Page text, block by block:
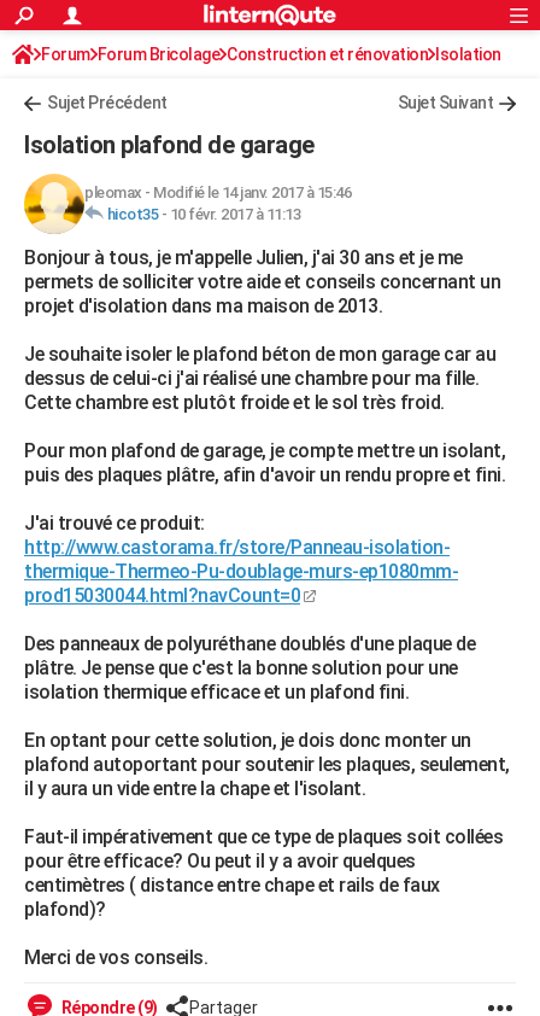
ACTUALITÉS
Politique
Société
Faits Divers
Education
Monde
Villes
+
FINANCE
Retraite
Impôts
Epargne
Immobilier
Risques naturels par ville
Banque
Assurance
Crédit
AUTO
Essais
Réserver un essai
Citadines
Berlines
SUV
Forum auto
+HIGH-TECH
Mobiles
Meilleur smartphone
Internet
Ordinateurs
Jeux vidéo
Guide high-tech
+
Forum
Aménagement intérieur
Extérieur
Cuisine
Salle de bains
Jardinage
Rangement
WEEK-END
Art de vivre
Bien-être
Loisirs
Mode
Modes de vie
SANTE
Alimentation
Guide de la santé
Maladies
Médicaments
Sommeil
VOYAGE
Destinations
City break
Voyage nature
Voyage de noces
Forum
Climat
+PHOTO
BONS PLANS
Carte de Noël
Carte Bonne année
Carte Saint-Valentin
Carte Pâques
Carte d'anniversaire
DICTIONNAIRE
COPAINS D'AVANT
S'inscrire
Se connecter
Lycées
Collèges
Primaires
Universités
Entreprises
Service militaire
Avis de recherche
AVIS DE DÉCÈS
FORUM
Bricolage
Lifestyle
Culture
Sport
Auto
Television
Voyage
Cinema
Rechercher
S'inscrire
Connexion
Forum Forum Bricolage Construction et rénovation Isolation
Sujet Précédent Sujet Suivant
Isolation plafond de garage
pleomax - Modifié le 14 janv. 2017 à 15:46
hicot35- 10 févr. 2017 à 11:13
Bonjour à tous, je m'appelle Julien, j'ai 30 ans et je me
permets de solliciter votre aide et conseils concernant un
projet d'isolation dans ma maison de 2013.
Je souhaite isoler le plafond béton de mon garage car au
dessus de celui-ci j'ai réalisé une chambre pour ma fille.
Cette chambre est plutôt froide et le sol très froid.
Pour mon plafond de garage, je compte mettre un isolant,
puis des plaques plâtre, afin d'avoir un rendu propre et fini.
J'ai trouvé ce produit:
http://www.castorama.fr/store/Panneau-isolation-
thermique-Thermeo-Pu-doublage-murs-ep1080mm-
prod15030044.html?navCount=0
Des panneaux de polyuréthane doublés d'une plaque de
plâtre. Je pense que c'est la bonne solution pour une
isolation thermique efficace et un plafond fini.
En optant pour cette solution, je dois donc monter un
plafond autoportant pour soutenir les plaques, seulement,
il y aura un vide entre la chape et l'isolant.
Faut-il impérativement que ce type de plaques soit collées
pour être efficace? Ou peut il y a avoir quelques
centimètres ( distance entre chape et rails de faux
plafond)?
Merci de vos conseils.
Répondre (9) Partager